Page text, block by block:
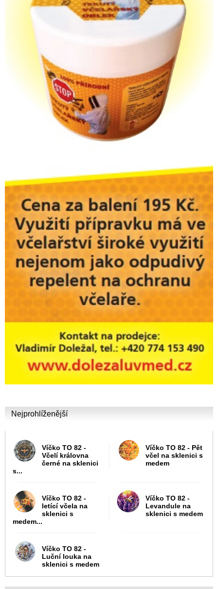
Nejprohlíženější
Víčko TO 82 -
Včelí královna
černé na sklenici
s...
Víčko TO 82 - Pět
včel na sklenici s
medem
Víčko TO 82 -
letící včela na
sklenici s
medem...
Víčko TO 82 -
Levandule na
sklenici s medem
Víčko TO 82 -
Luční louka na
sklenici s medem